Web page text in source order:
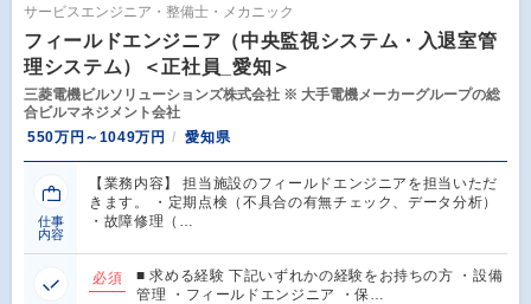
サービスエンジニア・整備士・メカニック
フィールドエンジニア（中央監視システム・入退室管
理システム）＜正社員_愛知＞
三菱電機ビルソリューションズ株式会社 ※ 大手電機メーカーグループの総
合ビルマネジメント会社
550万円～1049万円
愛知県
仕事
内容
【業務内容】 担当施設のフィールドエンジニアを担当いただ
きます。 ・定期点検（不具合の有無チェック、データ分析）
・故障修理（…
必須
■ 求める経験 下記いずれかの経験をお持ちの方 ・設備
管理 ・フィールドエンジニア ・保…